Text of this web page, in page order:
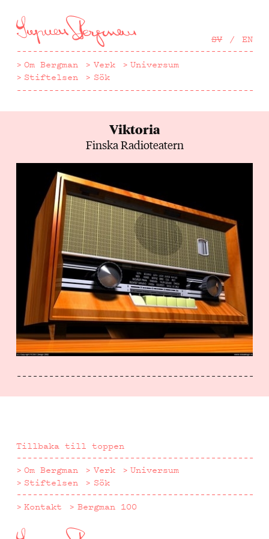
till
huvudinnehåll
SV EN
Om Bergman Verk
Universum
Stiftelsen
Sök
Viktoria
Finska Radioteatern
Tillbaka till toppen
Om Bergman
Verk
Universum
Stiftelsen
Sök
Kontakt
Bergman 100